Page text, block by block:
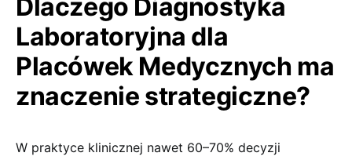
Dlaczego Diagnostyka
Laboratoryjna dla
Placówek Medycznych ma
znaczenie strategiczne?
W praktyce klinicznej nawet 60–70% decyzji